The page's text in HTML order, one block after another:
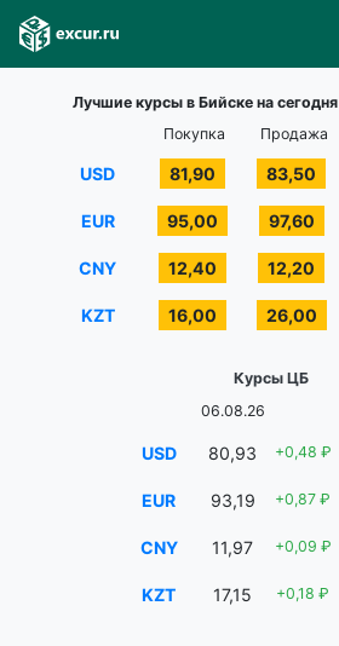
Лучшие курсы в Бийске на сегодня
Покупка
Продажа
USD 81,90 83,50
EUR 95,00 97,60
CNY 12,40 12,20
KZT 16,00 26,00
Курсы ЦБ
06.08.26
USD 80,93 +0,48 ₽
EUR 93,19 +0,87 ₽
CNY 11,97 +0,09 ₽
KZT 17,15 +0,18 ₽